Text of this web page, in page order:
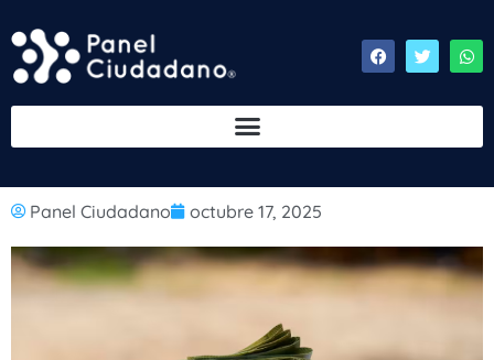
Panel Ciudadano octubre 17, 2025